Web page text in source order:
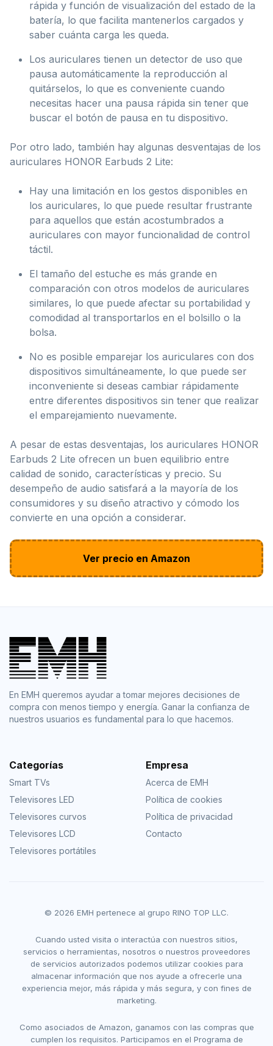
rápida y función de visualización del estado de la
batería, lo que facilita mantenerlos cargados y
saber cuánta carga les queda.
Los auriculares tienen un detector de uso que
pausa automáticamente la reproducción al
quitárselos, lo que es conveniente cuando
necesitas hacer una pausa rápida sin tener que
buscar el botón de pausa en tu dispositivo.
Por otro lado, también hay algunas desventajas de los
auriculares HONOR Earbuds 2 Lite:
Hay una limitación en los gestos disponibles en
los auriculares, lo que puede resultar frustrante
para aquellos que están acostumbrados a
auriculares con mayor funcionalidad de control
táctil.
El tamaño del estuche es más grande en
comparación con otros modelos de auriculares
similares, lo que puede afectar su portabilidad y
comodidad al transportarlos en el bolsillo o la
bolsa.
No es posible emparejar los auriculares con dos
dispositivos simultáneamente, lo que puede ser
inconveniente si deseas cambiar rápidamente
entre diferentes dispositivos sin tener que realizar
el emparejamiento nuevamente.
A pesar de estas desventajas, los auriculares HONOR
Earbuds 2 Lite ofrecen un buen equilibrio entre
calidad de sonido, características y precio. Su
desempeño de audio satisfará a la mayoría de los
consumidores y su diseño atractivo y cómodo los
convierte en una opción a considerar.
Ver precio en Amazon
En EMH queremos ayudar a tomar mejores decisiones de
compra con menos tiempo y energía. Ganar la confianza de
nuestros usuarios es fundamental para lo que hacemos.
Categorías
Smart TVs
Televisores LED
Televisores curvos
Televisores LCD
Televisores portátiles
Empresa
Acerca de EMH
Política de cookies
Política de privacidad
Contacto
© 2026 EMH pertenece al grupo RINO TOP LLC.
Cuando usted visita o interactúa con nuestros sitios,
servicios o herramientas, nosotros o nuestros proveedores
de servicios autorizados podemos utilizar cookies para
almacenar información que nos ayude a ofrecerle una
experiencia mejor, más rápida y más segura, y con fines de
marketing.
Como asociados de Amazon, ganamos con las compras que
cumplen los requisitos. Participamos en el Programa de